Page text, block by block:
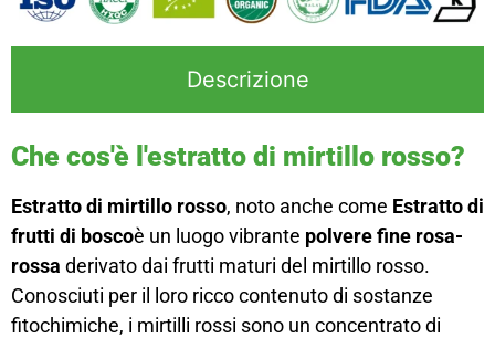
Descrizione
Che cos'è l'estratto di mirtillo rosso?
Estratto di mirtillo rosso, noto anche come Estratto di
frutti di boscoè un luogo vibrante polvere fine rosa-
rossa derivato dai frutti maturi del mirtillo rosso.
Conosciuti per il loro ricco contenuto di sostanze
fitochimiche, i mirtilli rossi sono un concentrato di